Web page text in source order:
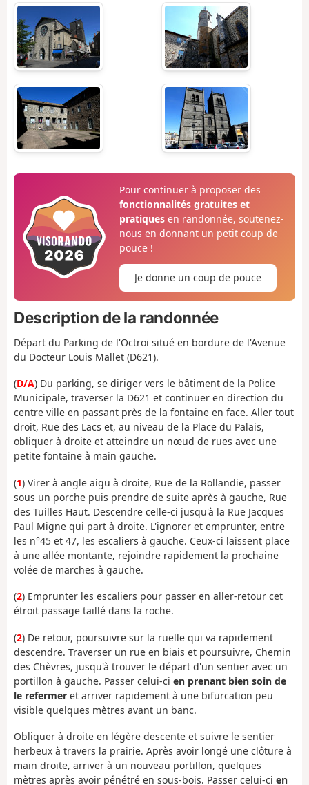
Pour continuer à proposer des
fonctionnalités gratuites et
pratiquesen randonnée, soutenez-
nous en donnant un petit coup de
pouce !
Je donne un coup de pouce
Description de la randonnée
Départ du Parking de l'Octroi situé en bordure de l'Avenue
du Docteur Louis Mallet (D621).
(D/A) Du parking, se diriger vers le bâtiment de la Police
Municipale, traverser la D621 et continuer en direction du
centre ville en passant près de la fontaine en face. Aller tout
droit, Rue des Lacs et, au niveau de la Place du Palais,
obliquer à droite et atteindre un nœud de rues avec une
petite fontaine à main gauche.
(1) Virer à angle aigu à droite, Rue de la Rollandie, passer
sous un porche puis prendre de suite après à gauche, Rue
des Tuilles Haut. Descendre celle-ci jusqu'à la Rue Jacques
Paul Migne qui part à droite. L'ignorer et emprunter, entre
les n°45 et 47, les escaliers à gauche. Ceux-ci laissent place
à une allée montante, rejoindre rapidement la prochaine
volée de marches à gauche.
(2) Emprunter les escaliers pour passer en aller-retour cet
étroit passage taillé dans la roche.
(2) De retour, poursuivre sur la ruelle qui va rapidement
descendre. Traverser un rue en biais et poursuivre, Chemin
des Chèvres, jusqu'à trouver le départ d'un sentier avec un
portillon à gauche. Passer celui-ci en prenant bien soin de
le refermer et arriver rapidement à une bifurcation peu
visible quelques mètres avant un banc.
Obliquer à droite en légère descente et suivre le sentier
herbeux à travers la prairie. Après avoir longé une clôture à
main droite, arriver à un nouveau portillon, quelques
mètres après avoir pénétré en sous-bois. Passer celui-ci en